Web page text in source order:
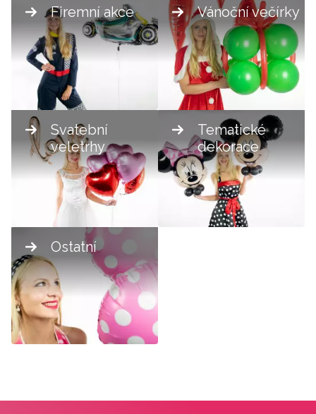
Firemní akce Vánoční večírky
Svatební
veletrhy
Tematické
dekorace
Ostatní